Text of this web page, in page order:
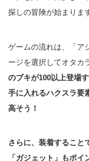
探しの冒険が始まりま
ゲームの流れは、「ア
ージを選択してオタカ
のブキが100以上登場
手に入れるハクスラ要
高そう！
さらに、装着すること
「ガジェット」もポイ